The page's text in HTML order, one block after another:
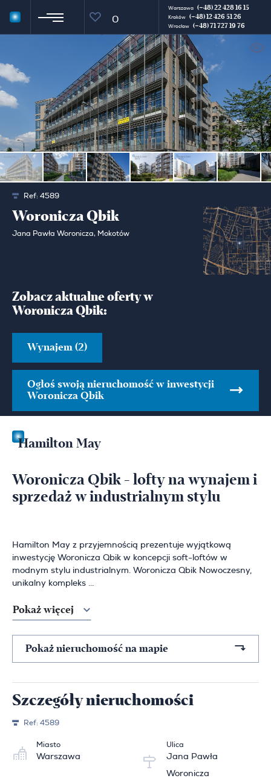
0
Warszawa (+48) 22 428 16 15
Kraków (+48) 12 426 51 26
Wrocław (+48) 71 727 19 76
Ref: 4589
Woronicza Qbik
Jana Pawła Woronicza, Mokotów
Zobacz aktualne oferty w
Woronicza Qbik:
Wynajem (2)
Ogłoś swoją nieruchomość w inwestycji
Woronicza Qbik
Hamilton May
Woronicza Qbik - lofty na wynajem i
sprzedaż w industrialnym stylu
Hamilton May z przyjemnością prezentuje wyjątkową
inwestycję Woronicza Qbik w koncepcji soft-loftów w
modnym stylu industrialnym. Woronicza Qbik Nowoczesny,
unikalny kompleks ...
Pokaż więcej
Pokaż nieruchomość na mapie
Szczegóły nieruchomości
Ref: 4589
Miasto
Warszawa
Ulica
Jana Pawła
Woronicza